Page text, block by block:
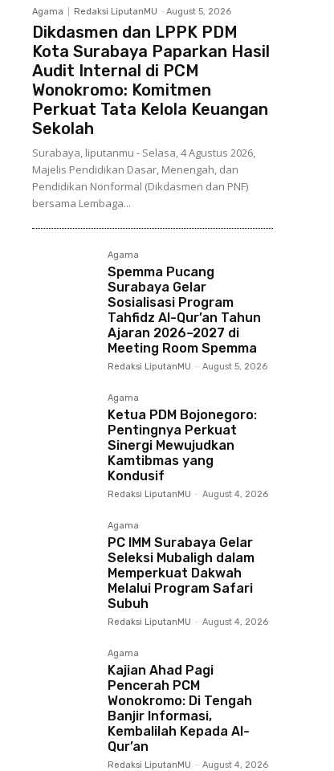
Agama Redaksi LiputanMU - August 5, 2026
Dikdasmen dan LPPK PDM
Kota Surabaya Paparkan Hasil
Audit Internal di PCM
Wonokromo: Komitmen
Perkuat Tata Kelola Keuangan
Sekolah
Surabaya, liputanmu - Selasa, 4 Agustus 2026,
Majelis Pendidikan Dasar, Menengah, dan
Pendidikan Nonformal (Dikdasmen dan PNF)
bersama Lembaga...
Agama
Spemma Pucang
Surabaya Gelar
Sosialisasi Program
Tahfidz Al-Qur’an Tahun
Ajaran 2026–2027 di
Meeting Room Spemma
Redaksi LiputanMU - August 5, 2026
Agama
Ketua PDM Bojonegoro:
Pentingnya Perkuat
Sinergi Mewujudkan
Kamtibmas yang
Kondusif
Redaksi LiputanMU - August 4, 2026
Agama
PC IMM Surabaya Gelar
Seleksi Mubaligh dalam
Memperkuat Dakwah
Melalui Program Safari
Subuh
Redaksi LiputanMU - August 4, 2026
Agama
Kajian Ahad Pagi
Pencerah PCM
Wonokromo: Di Tengah
Banjir Informasi,
Kembalilah Kepada Al-
Qur’an
Redaksi LiputanMU - August 4, 2026